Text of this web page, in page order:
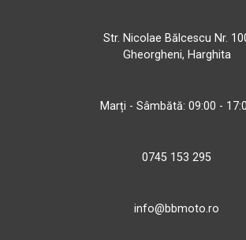
Str. Nicolae Bălcescu Nr.
Gheorgheni, Harghita
Marți - Sâmbătă: 09:00 -
0745 153 295
info@bbmoto.ro